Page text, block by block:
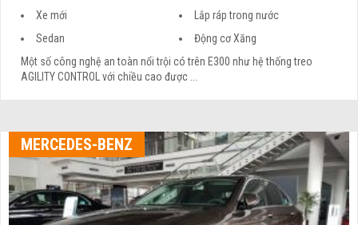
Xe mới
Lắp ráp trong nước
Sedan
Động cơ Xăng
Một số công nghệ an toàn nổi trội có trên E300 như hệ thống treo
AGILITY CONTROL với chiều cao được ...
MERCEDES-BENZ